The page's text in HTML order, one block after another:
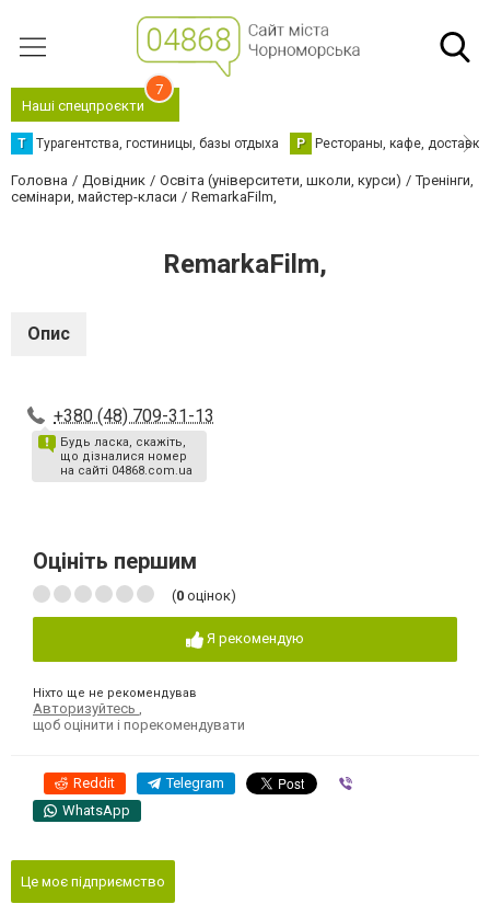
Наші спецпроєкти
7
Т Турагентства, гостиницы, базы отдыха Р Рестораны, кафе,
Головна Довідник Освіта (університети, школи, курси)
Тренінги,
семінари, майстер-класи
RemarkaFilm,
RemarkaFilm,
Опис
+380 (48) 709-31-13
Будь ласка, скажіть,
що дізналися номер
на сайті 04868.com.ua
Оцініть першим
(0 оцінок)
Я рекомендую
Ніхто ще не рекомендував
Авторизуйтесь
щоб оцінити і порекомендувати
Reddit Telegram
WhatsApp
Це моє підприємство